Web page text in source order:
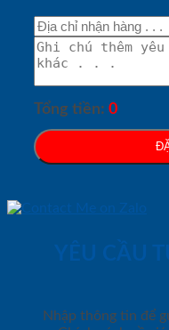
Tổng tiền: 0
YÊU CẦU
Nhập thông tin để